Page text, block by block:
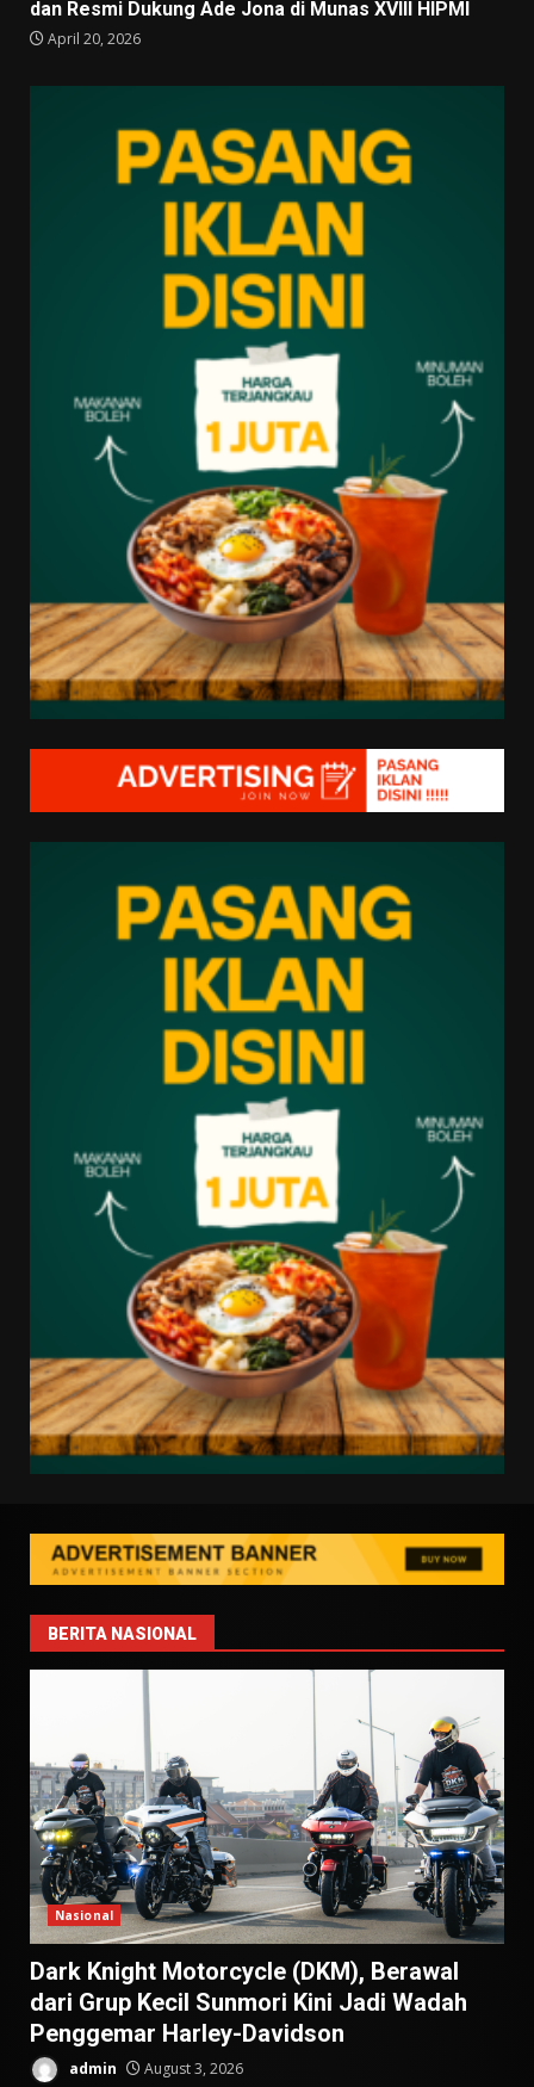
dan Resmi Dukung Ade Jona di Munas XVIII HIPMI
April 20, 2026
BERITA NASIONAL
Nasional
Dark Knight Motorcycle (DKM), Berawal
dari Grup Kecil Sunmori Kini Jadi Wadah
Penggemar Harley-Davidson
admin August 3, 2026